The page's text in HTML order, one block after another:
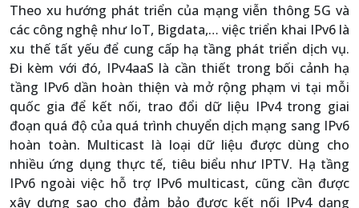
Theo xu hướng phát triển của mạng viễn thông 5G và
các công nghệ như IoT, Bigdata,… việc triển khai IPv6 là
xu thế tất yếu để cung cấp hạ tầng phát triển dịch vụ.
Đi kèm với đó, IPv4aaS là cần thiết trong bối cảnh hạ
tầng IPv6 dần hoàn thiện và mở rộng phạm vi tại mỗi
quốc gia để kết nối, trao đổi dữ liệu IPv4 trong giai
đoạn quá độ của quá trình chuyển dịch mạng sang IPv6
hoàn toàn. Multicast là loại dữ liệu được dùng cho
nhiều ứng dụng thực tế, tiêu biểu như IPTV. Hạ tầng
IPv6 ngoài việc hỗ trợ IPv6 multicast, cũng cần được
xây dựng sao cho đảm bảo được kết nối IPv4 dạng